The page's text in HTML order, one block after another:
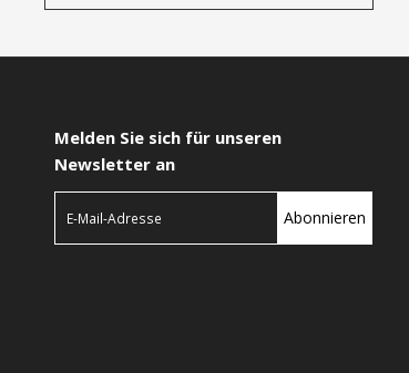
Melden Sie sich für unseren
Newsletter an
Abonnieren